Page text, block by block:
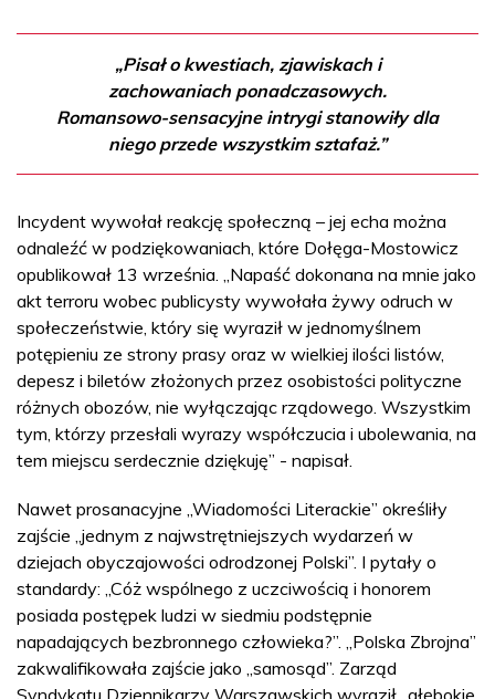
„Pisał o kwestiach, zjawiskach i
zachowaniach ponadczasowych.
Romansowo-sensacyjne intrygi stanowiły dla
niego przede wszystkim sztafaż.”
Incydent wywołał reakcję społeczną – jej echa można
odnaleźć w podziękowaniach, które Dołęga-Mostowicz
opublikował 13 września. „Napaść dokonana na mnie jako
akt terroru wobec publicysty wywołała żywy odruch w
społeczeństwie, który się wyraził w jednomyślnem
potępieniu ze strony prasy oraz w wielkiej ilości listów,
depesz i biletów złożonych przez osobistości polityczne
różnych obozów, nie wyłączając rządowego. Wszystkim
tym, którzy przesłali wyrazy współczucia i ubolewania, na
tem miejscu serdecznie dziękuję” - napisał.
Nawet prosanacyjne „Wiadomości Literackie” określiły
zajście „jednym z najwstrętniejszych wydarzeń w
dziejach obyczajowości odrodzonej Polski”. I pytały o
standardy: „Cóż wspólnego z uczciwością i honorem
posiada postępek ludzi w siedmiu podstępnie
napadających bezbronnego człowieka?”. „Polska Zbrojna”
zakwalifikowała zajście jako „samosąd”. Zarząd